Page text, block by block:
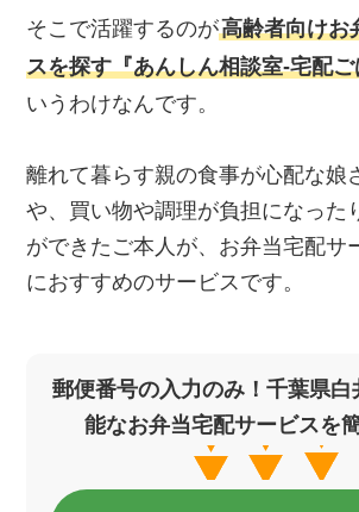
そこで活躍するのが高齢者向けお
スを探す『あんしん相談室‐宅配ご
いうわけなんです。
離れて暮らす親の食事が心配な娘
や、買い物や調理が負担になった
ができたご本人が、お弁当宅配サ
におすすめのサービスです。
郵便番号の入力のみ！千葉県白
能なお弁当宅配サービスを